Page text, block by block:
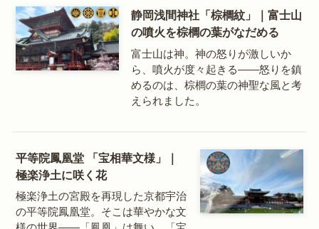
静岡浅間神社「棕櫚紋」｜富士山
の噴火を棕櫚の葉がなだめる
富士山は神。神の怒りが激しいか
ら、噴火が度々起きる——怒りを鎮
めるのは、棕櫚の葉の神聖な風と考
えられました。
平等院鳳凰堂 「宝相華文様」｜
極楽浄土に咲く花
極楽浄土の宮殿を再現した京都宇治
の平等院鳳凰堂。そこは華やかな文